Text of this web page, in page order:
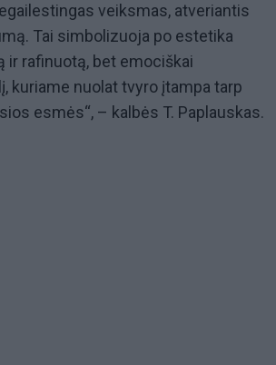
veiksmas, atveriantis
Tai simbolizuoja po estetika
ir rafinuotą, bet emociškai
kuriame nuolat tvyro įtampa tarp
esmės“, – kalbės T. Paplauskas.